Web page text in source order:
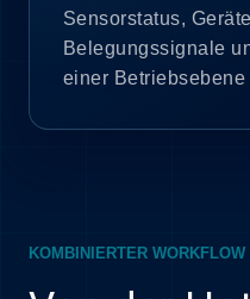
Sensorstatus,
Belegungssignale
einer Betriebsebene
KOMBINIERTER WORKFLOW